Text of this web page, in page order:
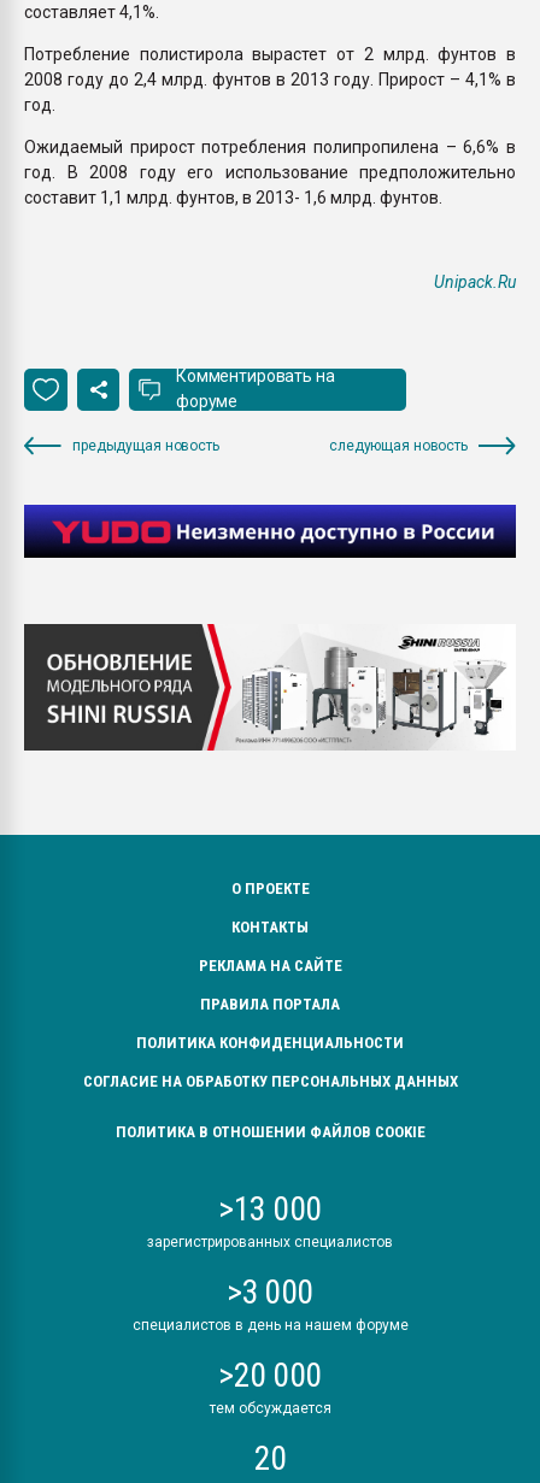
составляет 4,1%.
Потребление полистирола вырастет от 2 млрд. фунтов в
2008 году до 2,4 млрд. фунтов в 2013 году. Прирост – 4,1% в
год.
Ожидаемый прирост потребления полипропилена – 6,6% в
год. В 2008 году его использование предположительно
составит 1,1 млрд. фунтов, в 2013- 1,6 млрд. фунтов.
Unipack.Ru
Комментировать на
форуме
предыдущая новость следующая новость
О ПРОЕКТЕ
КОНТАКТЫ
РЕКЛАМА НА САЙТЕ
ПРАВИЛА ПОРТАЛА
ПОЛИТИКА КОНФИДЕНЦИАЛЬНОСТИ
СОГЛАСИЕ НА ОБРАБОТКУ ПЕРСОНАЛЬНЫХ ДАННЫХ
ПОЛИТИКА В ОТНОШЕНИИ ФАЙЛОВ COOKIE
>13 000
зарегистрированных специалистов
>3 000
специалистов в день на нашем форуме
>20 000
тем обсуждается
20